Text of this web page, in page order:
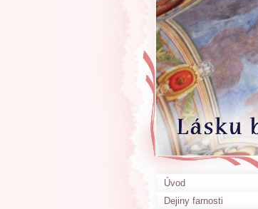
Úvod
Dejiny farnosti